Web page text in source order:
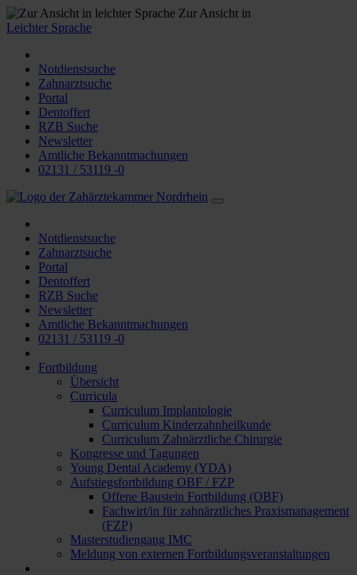
Zur Ansicht in
Leichter Sprache
Notdienstsuche
Zahnarztsuche
Portal
Dentoffert
RZB Suche
Newsletter
Amtliche Bekanntmachungen
02131 / 53119 -0
Notdienstsuche
Zahnarztsuche
Portal
Dentoffert
RZB Suche
Newsletter
Amtliche Bekanntmachungen
02131 / 53119 -0
Fortbildung
Übersicht
Curricula
Curriculum Implantologie
Curriculum Kinderzahnheilkunde
Curriculum Zahnärztliche Chirurgie
Kongresse und Tagungen
Young Dental Academy (YDA)
Aufstiegsfortbildung OBF / FZP
Offene Baustein Fortbildung (OBF)
Fachwirt/in für zahnärztliches Praxismanagement
(FZP)
Masterstudiengang IMC
Meldung von externen Fortbildungsveranstaltungen